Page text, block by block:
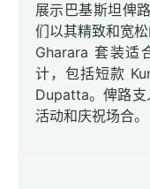
展示巴基斯坦俾
们以其精致和宽
Gharara 套装适
计，包括短款
Dupatta。俾路支
活动和庆祝场合。